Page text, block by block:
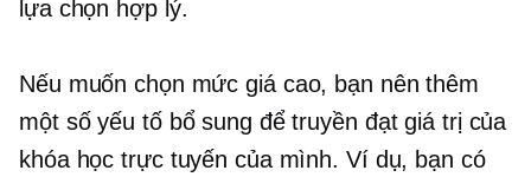
lựa chọn hợp lý.
Nếu muốn chọn mức giá cao, bạn nên thêm
một số yếu tố bổ sung để truyền đạt giá trị của
khóa học trực tuyến của mình. Ví dụ, bạn có